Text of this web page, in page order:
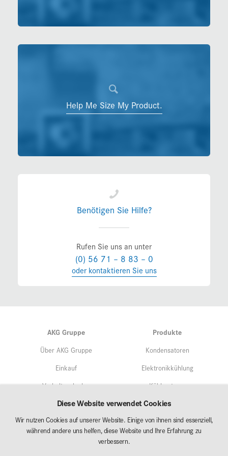
Help Me Size My Product.
Benötigen Sie Hilfe?
Rufen Sie uns an unter
(0) 56 71 – 8 83 – 0
oder kontaktieren Sie uns
AKG Gruppe
Über AKG Gruppe
Einkauf
Verhaltenskodex
Qualitätsmangement
Umweltschutz/Nachhaltigkeit
Forschung & Entwicklung
Produkte
Kondensatoren
Elektronikkühlung
Kühlsysteme
Service
Märkte
Diese Website verwendet Cookies
Wir nutzen Cookies auf unserer Website. Einige von ihnen sind essenziell,
während andere uns helfen, diese Website und Ihre Erfahrung zu
verbessern.